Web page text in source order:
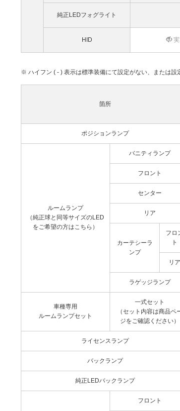
純正LEDフォグライト
HID 実
※ ハイフン ( - ) 表示は標準装備にて設定がない、または設
箇所
ポジションランプ
ルームランプ
（純正球と同等サイズのLED
をご希望の方はこちら）
バニティランプ
フロント
センター
リア
カーテシーラ
ンプ
フロ
ト
リア
ラゲッジランプ
車種専用
ルームランプセット
一式セット
（セット内容は商品ペ
ジをご確認ください）
ライセンスランプ
バックランプ
純正LEDバックランプ
フロント